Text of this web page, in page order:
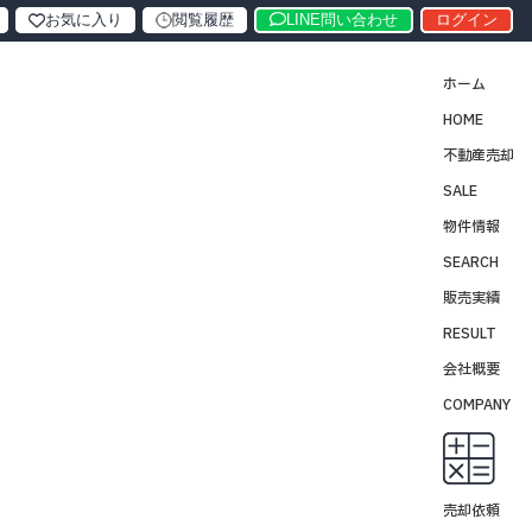
ホーム
HOME
不動産売却
SALE
物件情報
SEARCH
販売実績
RESULT
会社概要
COMPANY
売却依頼
お気に入り 閲覧履歴 LINE問い合わせ ログイン